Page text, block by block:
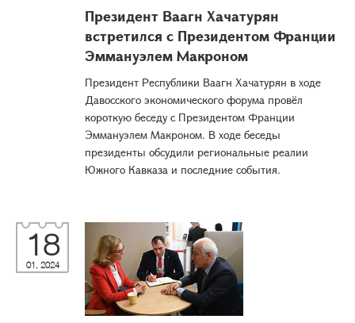
Президент Ваагн Хачатурян
встретился с Президентом Франции
Эммануэлем Макроном
Президент Республики Ваагн Хачатурян в ходе
Давосского экономического форума провёл
короткую беседу с Президентом Франции
Эммануэлем Макроном. В ходе беседы
президенты обсудили региональные реалии
Южного Кавказа и последние события.
18
01, 2024